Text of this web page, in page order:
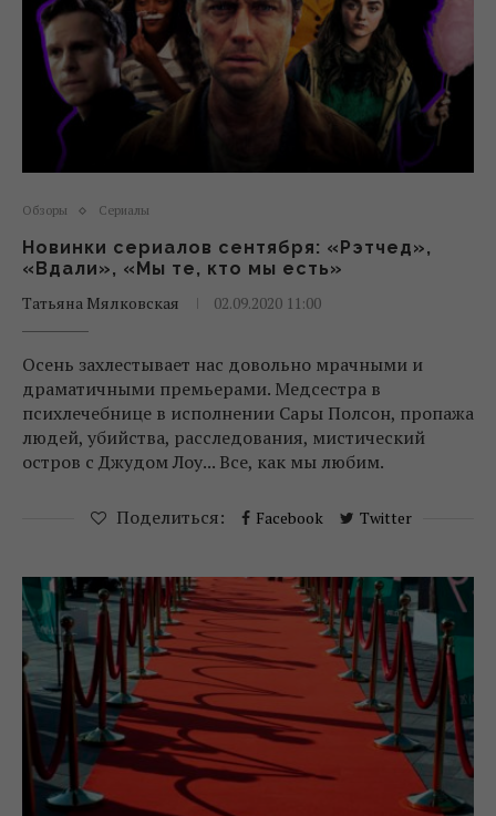
Обзоры Сериалы
Новинки сериалов сентября: «Рэтчед»,
«Вдали», «Мы те, кто мы есть»
Татьяна Мялковская
02.09.2020 11:00
Осень захлестывает нас довольно мрачными и
драматичными премьерами. Медсестра в
психлечебнице в исполнении Сары Полсон, пропажа
людей, убийства, расследования, мистический
остров с Джудом Лоу... Все, как мы любим.
Поделиться: Facebook Twitter